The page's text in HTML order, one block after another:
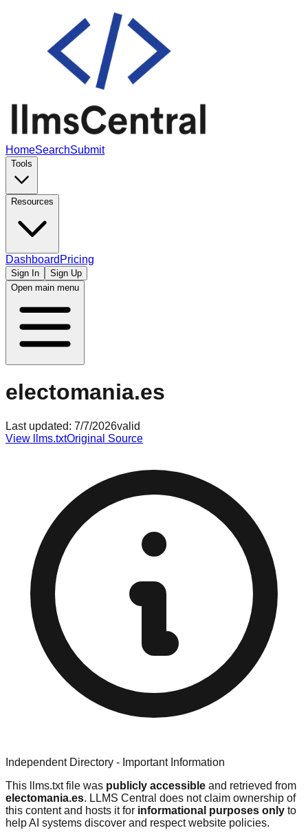
HomeSearchSubmit
Tools
Resources
Dashboard Pricing
Sign In
Sign Up
Open main menu
electomania.es
Last updated: 7/7/2026valid
View llms.txtOriginal Source
Independent Directory - Important Information
This llms.txt file was publicly accessible and retrieved from
electomania.es. LLMS Central does not claim ownership of
this content and hosts it for informational purposes only to
help AI systems discover and respect website policies.